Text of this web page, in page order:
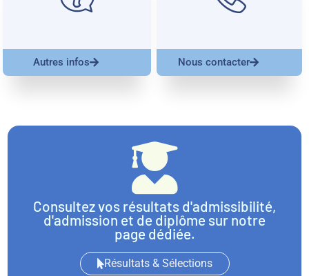
Autres infos Nous contacter
Consultez vos résultats d'admissibilité,
d'admission et de diplôme sur notre
page dédiée.
Résultats & Sélections